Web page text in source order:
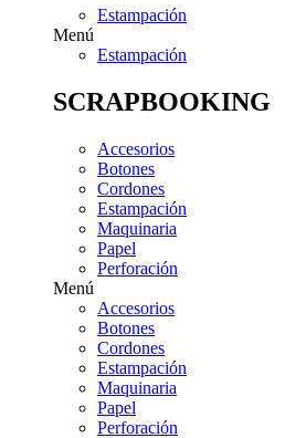
Estampación
Menú
Estampación
SCRAPBOOKING
Accesorios
Botones
Cordones
Estampación
Maquinaria
Papel
Perforación
Menú
Accesorios
Botones
Cordones
Estampación
Maquinaria
Papel
Perforación